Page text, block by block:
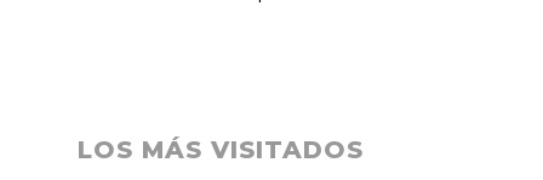
LOS MÁS VISITADOS